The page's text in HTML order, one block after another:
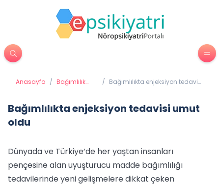
Anasayfa / Bağımlılık
/ Bağımlılıkta enjeksiyon tedavisi
Bağımlılıkta enjeksiyon tedavisi umut
oldu
Dünyada ve Türkiye’de her yaştan insanları
pençesine alan uyuşturucu madde bağımlılığı
tedavilerinde yeni gelişmelere dikkat çeken